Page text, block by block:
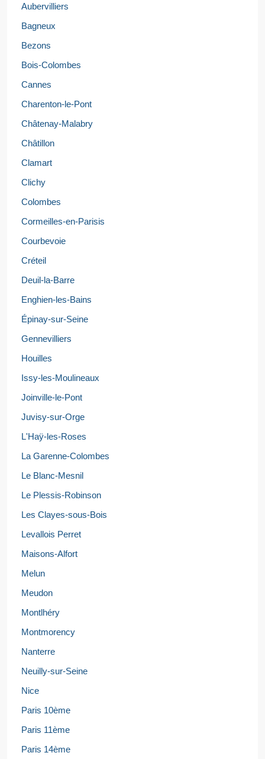
Aubervilliers
Bagneux
Bezons
Bois-Colombes
Cannes
Charenton-le-Pont
Châtenay-Malabry
Châtillon
Clamart
Clichy
Colombes
Cormeilles-en-Parisis
Courbevoie
Créteil
Deuil-la-Barre
Enghien-les-Bains
Épinay-sur-Seine
Gennevilliers
Houilles
Issy-les-Moulineaux
Joinville-le-Pont
Juvisy-sur-Orge
L'Haÿ-les-Roses
La Garenne-Colombes
Le Blanc-Mesnil
Le Plessis-Robinson
Les Clayes-sous-Bois
Levallois Perret
Maisons-Alfort
Melun
Meudon
Montlhéry
Montmorency
Nanterre
Neuilly-sur-Seine
Nice
Paris 10ème
Paris 11ème
Paris 14ème